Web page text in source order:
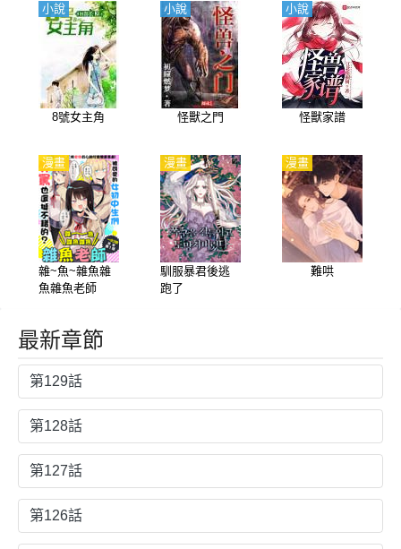
語】
8號女主角
小說
怪獸之門
小說
怪獸家譜
小說
雜~魚~雜魚雜
魚雜魚老師
漫畫
馴服暴君後逃
跑了
漫畫
難哄
漫畫
最新章節
第129話
第128話
第127話
第126話